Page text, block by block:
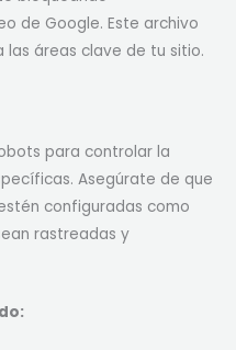
de Google. Este archivo
áreas clave de tu sitio.
para controlar la
Asegúrate de que
configuradas como
rastreadas y